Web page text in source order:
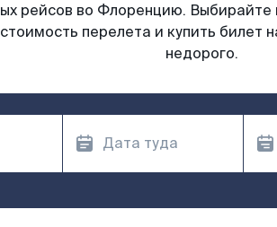
рейсов во Флоренцию. Выбирайте
перелета и купить
недорого.